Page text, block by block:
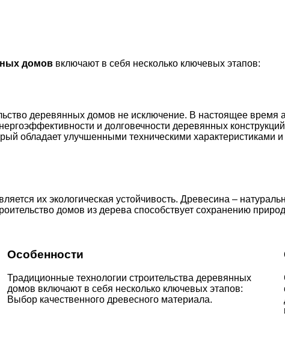
домов включают в себя несколько ключевых этапов:
деревянных домов не исключение. В настоящее время
и долговечности деревянных
обладает улучшенными техническими характеристиками
их экологическая устойчивость. Древесина –
домов из дерева способствует сохранению
Особенности
Традиционные технологии строительства деревянных
домов включают в себя несколько ключевых этапов:
Выбор качественного древесного материала.